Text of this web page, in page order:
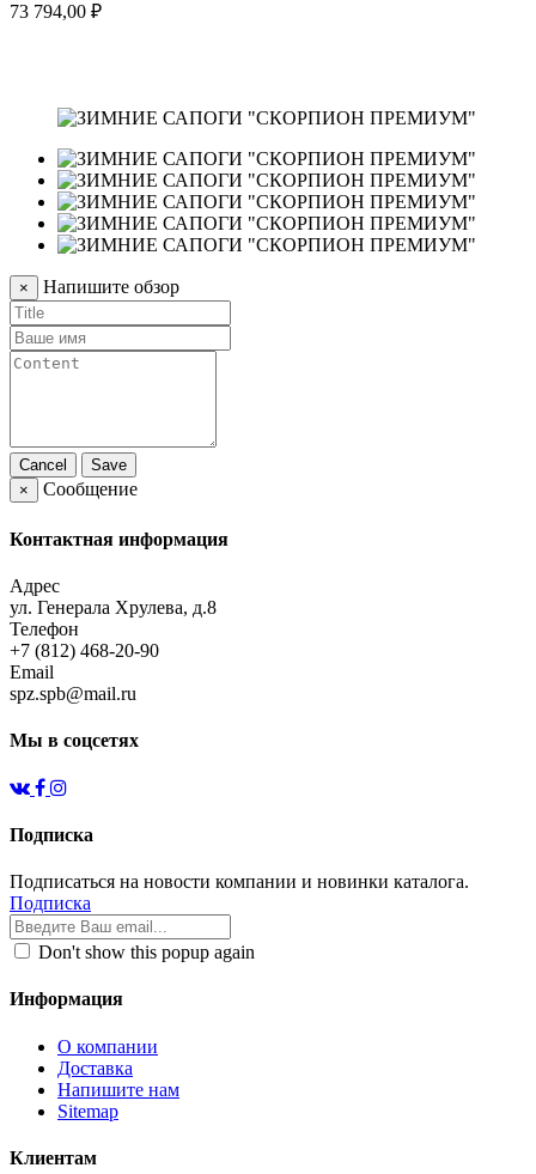
73 794,00 ₽
× Напишите обзор
Cancel
Save
×
Сообщение
Контактная информация
Адрес
ул. Генерала Хрулева, д.8
Телефон
+7 (812) 468-20-90
Email
spz.spb@mail.ru
Мы в соцсетях
Подписка
Подписаться на новости компании и новинки каталога.
Подписка
Don't show this popup again
Информация
О компании
Доставка
Напишите нам
Sitemap
Клиентам